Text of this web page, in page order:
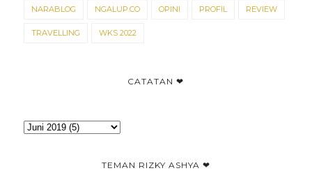
NARABLOG NGALUP.CO OPINI PROFIL REVIEW
TRAVELLING WKS 2022
CATATAN ❤
TEMAN RIZKY ASHYA ❤